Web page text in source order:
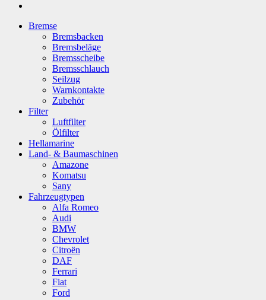
Bremse
Bremsbacken
Bremsbeläge
Bremsscheibe
Bremsschlauch
Seilzug
Warnkontakte
Zubehör
Filter
Luftfilter
Ölfilter
Hellamarine
Land- & Baumaschinen
Amazone
Komatsu
Sany
Fahrzeugtypen
Alfa Romeo
Audi
BMW
Chevrolet
Citroën
DAF
Ferrari
Fiat
Ford